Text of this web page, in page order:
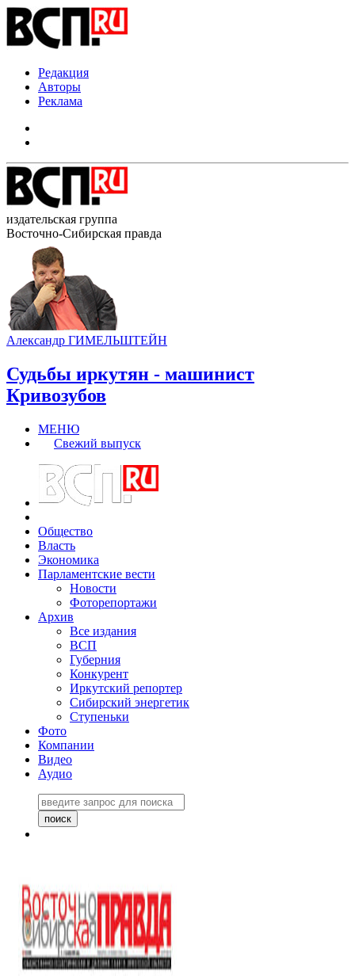
Редакция
Авторы
Реклама
издательская группа
Восточно-Сибирская правда
Александр ГИМЕЛЬШТЕЙН
Судьбы иркутян - машинист
Кривозубов
МЕНЮ
Свежий выпуск
Общество
Власть
Экономика
Парламентские вести
Новости
Фоторепортажи
Архив
Все издания
ВСП
Губерния
Конкурент
Иркутский репортер
Сибирский энергетик
Ступеньки
Фото
Компании
Видео
Аудио